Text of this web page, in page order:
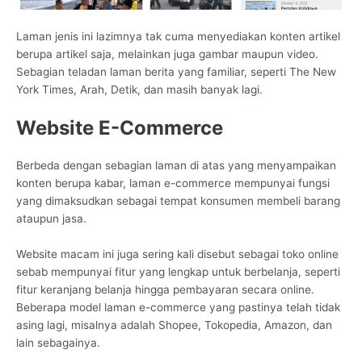
Laman jenis ini lazimnya tak cuma menyediakan konten artikel
berupa artikel saja, melainkan juga gambar maupun video.
Sebagian teladan laman berita yang familiar, seperti The New
York Times, Arah, Detik, dan masih banyak lagi.
Website E-Commerce
Berbeda dengan sebagian laman di atas yang menyampaikan
konten berupa kabar, laman e-commerce mempunyai fungsi
yang dimaksudkan sebagai tempat konsumen membeli barang
ataupun jasa.
Website macam ini juga sering kali disebut sebagai toko online
sebab mempunyai fitur yang lengkap untuk berbelanja, seperti
fitur keranjang belanja hingga pembayaran secara online.
Beberapa model laman e-commerce yang pastinya telah tidak
asing lagi, misalnya adalah Shopee, Tokopedia, Amazon, dan
lain sebagainya.